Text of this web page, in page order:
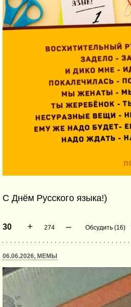
С Днём Русского языка!)
30 + 274 – Обсудить (16)
06.06.2026, МЕМЫ